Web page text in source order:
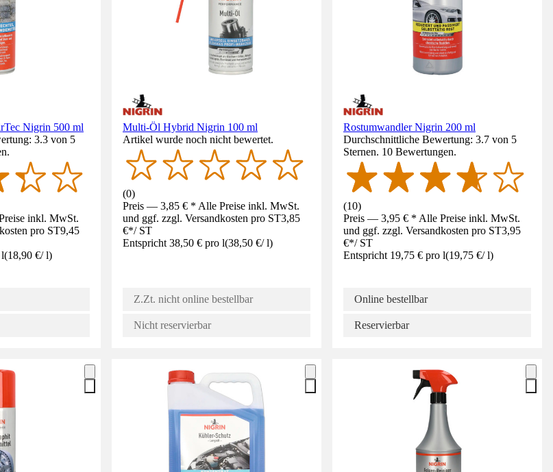
Nigrin 500 ml
3.3 von 5
inkl. MwSt.
pro ST9,45
(18,90 €/ l)
Multi-Öl Hybrid Nigrin 100 ml
Artikel wurde noch nicht bewertet.
(0)
Preis — 3,85 € * Alle Preise inkl. MwSt.
und ggf. zzgl. Versandkosten pro ST3,85
€*/ ST
Entspricht 38,50 € pro l(38,50 €/ l)
Z.Zt. nicht online bestellbar
Nicht reservierbar
Rostumwandler Nigrin 200 ml
Durchschnittliche Bewertung: 3.7 von 5
Sternen. 10 Bewertungen.
(10)
Preis — 3,95 € * Alle Preise inkl. MwSt.
und ggf. zzgl. Versandkosten pro ST3,95
€*/ ST
Entspricht 19,75 € pro l(19,75 €/ l)
Online bestellbar
Reservierbar